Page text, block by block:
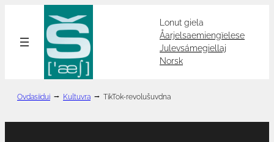
innhold
Lonut giela
Åarjelsaemiengïelese
Julevsámegiellaj
Norsk
Ovdasiidui ⭢ Kultuvra ⭢ TikTok-revolušuvdna